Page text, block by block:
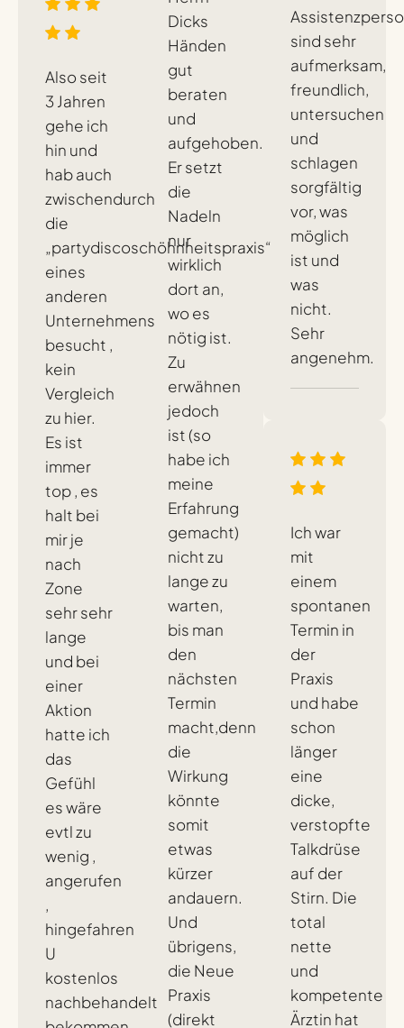
Dicks
Händen
gut
beraten
und
aufgehoben.
Er setzt
die
Nadeln
nur
wirklich
dort an,
wo es
nötig ist.
Zu
erwähnen
jedoch
ist (so
habe ich
meine
Erfahrung
gemacht)
nicht zu
lange zu
warten,
bis man
den
nächsten
Termin
macht,denn
die
Wirkung
könnte
somit
etwas
kürzer
andauern.
Und
übrigens,
die Neue
Praxis
(direkt
sind sehr
aufmerksam,
freundlich,
untersuchen
und
schlagen
sorgfältig
vor, was
möglich
ist und
was
nicht.
Sehr
angenehm.
Ich war
mit
einem
spontanen
Termin in
der
Praxis
und habe
schon
länger
eine
dicke,
verstopfte
Talkdrüse
auf der
Stirn. Die
total
nette
und
kompetente
Ärztin hat
Also seit
3 Jahren
gehe ich
hin und
hab auch
zwischendurch
die
„partydiscoschöhnheitspraxis“
eines
anderen
Unternehmens
besucht ,
kein
Vergleich
zu hier.
Es ist
immer
top , es
halt bei
mir je
nach
Zone
sehr sehr
lange
und bei
einer
Aktion
hatte ich
das
Gefühl
es wäre
evtl zu
wenig ,
angerufen
,
hingefahren
U
kostenlos
nachbehandelt